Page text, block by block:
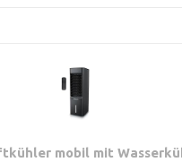
mobil mit